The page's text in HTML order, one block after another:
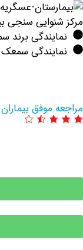
سنجی
برند سمعک
سمعک زیمنس
بیماران 614
بهترین